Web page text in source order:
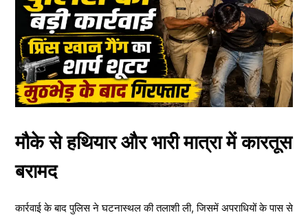
मौके से हथियार और भारी मात्रा में कारतूस
बरामद
कार्रवाई के बाद पुलिस ने घटनास्थल की तलाशी ली, जिसमें अपराधियों के पास से